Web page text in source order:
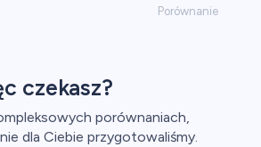
Porównanie eToro
czekasz?
porównaniach,
dla Ciebie przygotowaliśmy.